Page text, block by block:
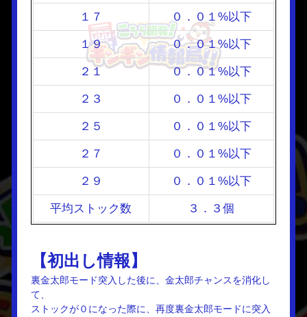
１７ ０．０１%以下
１９ ０．０１%以下
２１ ０．０１%以下
２３ ０．０１%以下
２５ ０．０１%以下
２７ ０．０１%以下
２９ ０．０１%以下
平均ストック数 ３．３個
【初出し情報】
裏金太郎モード突入した後に、金太郎チャンスを消化し
て、
ストックが０になった際に、再度裏金太郎モードに突入